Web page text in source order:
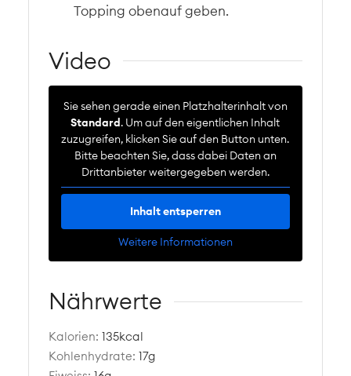
Topping obenauf geben.
Video
Sie sehen gerade einen Platzhalterinhalt von
Standard. Um auf den eigentlichen Inhalt
zuzugreifen, klicken Sie auf den Button unten.
Bitte beachten Sie, dass dabei Daten an
Drittanbieter weitergegeben werden.
Inhalt entsperren
Weitere Informationen
Nährwerte
Kalorien:135kcal
Kohlenhydrate:17g